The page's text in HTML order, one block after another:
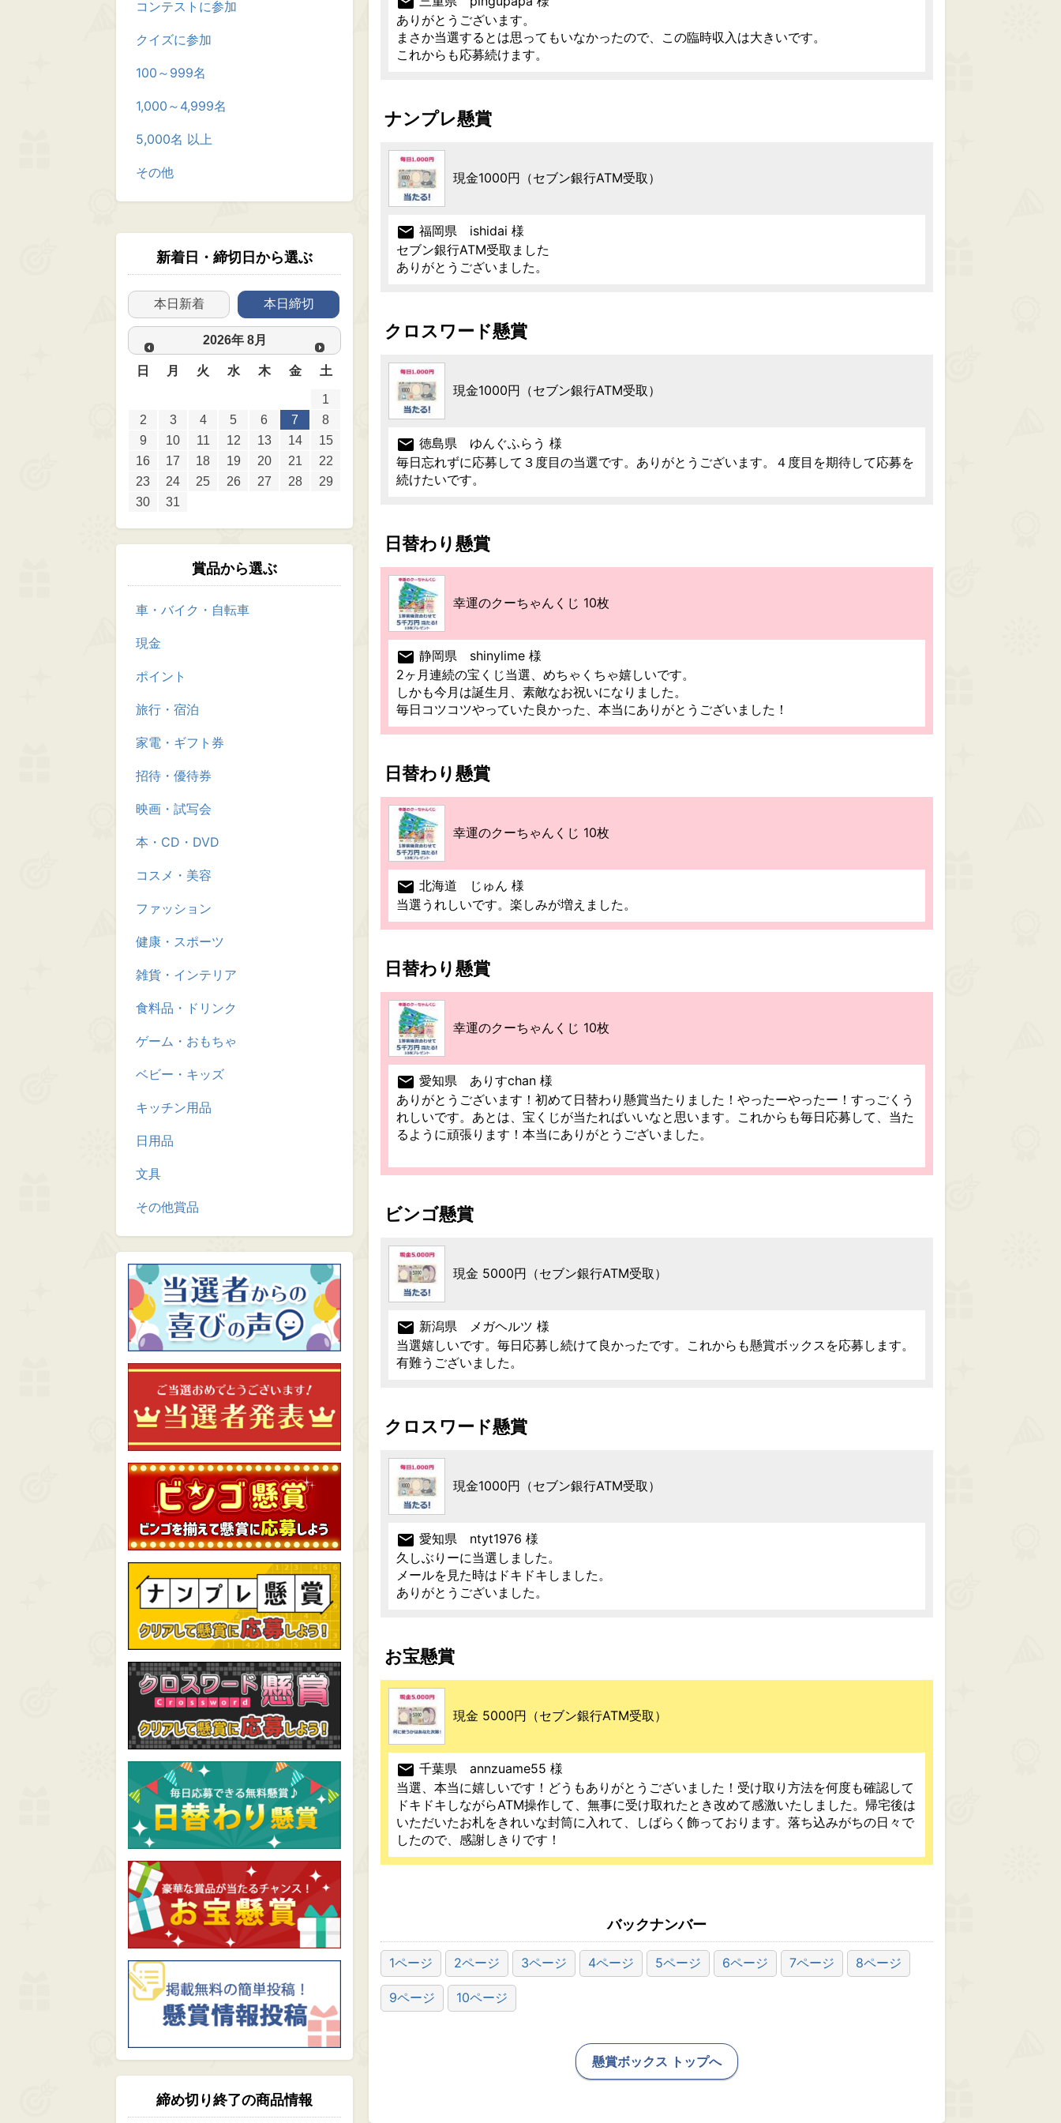
コンテストに参加
クイズに参加
100～999名
1,000～4,999名
5,000名 以上
その他
新着日・締切日から選ぶ
本日新着 本日締切
2026年 8月
日 月 火 水 木 金 土
1
2
3 4 5 6 7
8
9
10 11 12 13 14
15
16
17 18 19 20 21
22
23
24 25 26 27 28
29
30
31
賞品から選ぶ
車・バイク・自転車
現金
ポイント
旅行・宿泊
家電・ギフト券
招待・優待券
映画・試写会
本・CD・DVD
コスメ・美容
ファッション
健康・スポーツ
雑貨・インテリア
食料品・ドリンク
ゲーム・おもちゃ
ベビー・キッズ
キッチン用品
日用品
文具
その他賞品
締め切り終了の商品情報
ありがとうございます。
まさか当選するとは思ってもいなかったので、この臨時収入は大きいです。
これからも応募続けます。
ナンプレ懸賞
現金1000円（セブン銀行ATM受取）
mail 福岡県 ishidai 様
セブン銀行ATM受取ました
ありがとうございました。
クロスワード懸賞
現金1000円（セブン銀行ATM受取）
mail 徳島県 ゆんぐふらう 様
毎日忘れずに応募して３度目の当選です。ありがとうございます。４度目を期待して応募を
続けたいです。
日替わり懸賞
幸運のクーちゃんくじ 10枚
mail 静岡県 shinylime 様
2ヶ月連続の宝くじ当選、めちゃくちゃ嬉しいです。
しかも今月は誕生月、素敵なお祝いになりました。
毎日コツコツやっていた良かった、本当にありがとうございました！
日替わり懸賞
幸運のクーちゃんくじ 10枚
mail 北海道 じゅん 様
当選うれしいです。楽しみが増えました。
日替わり懸賞
幸運のクーちゃんくじ 10枚
mail 愛知県 ありすchan 様
ありがとうございます！初めて日替わり懸賞当たりました！やったーやったー！すっごくう
れしいです。あとは、宝くじが当たればいいなと思います。これからも毎日応募して、当た
るように頑張ります！本当にありがとうございました。
ビンゴ懸賞
現金 5000円（セブン銀行ATM受取）
mail 新潟県 メガヘルツ 様
当選嬉しいです。毎日応募し続けて良かったです。これからも懸賞ボックスを応募します。
有難うございました。
クロスワード懸賞
現金1000円（セブン銀行ATM受取）
mail 愛知県 ntyt1976 様
久しぶりーに当選しました。
メールを見た時はドキドキしました。
ありがとうございました。
お宝懸賞
現金 5000円（セブン銀行ATM受取）
mail 千葉県 annzuame55 様
当選、本当に嬉しいです！どうもありがとうございました！受け取り方法を何度も確認して
ドキドキしながらATM操作して、無事に受け取れたとき改めて感激いたしました。帰宅後は
いただいたお札をきれいな封筒に入れて、しばらく飾っております。落ち込みがちの日々で
したので、感謝しきりです！
バックナンバー
1ページ 2ページ 3ページ 4ページ 5ページ 6ページ 7ページ 8ページ
9ページ 10ページ
懸賞ボックス トップへ